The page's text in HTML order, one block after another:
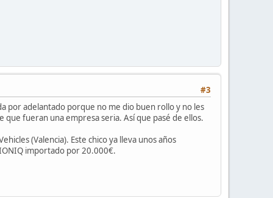
#3
por adelantado porque no me dio buen rollo y no les
fueran una empresa seria. Así que pasé de ellos.
(Valencia). Este chico ya lleva unos años
importado por 20.000€.